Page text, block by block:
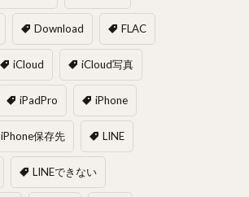
Download FLAC
iCloud iCloud写真
iPadPro iPhone
iPhone保存先 LINE
LINEできない